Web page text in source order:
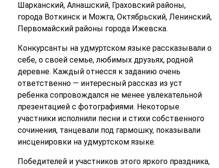
Шарканский, Алнашский, Граховский районы,
города Воткинск и Можга, Октябрьский, Ленинский,
Первомайский районы города Ижевска.
Конкурсанты на удмуртском языке рассказывали о
себе, о своей семье, любимых друзьях, родной
деревне. Каждый отнесся к заданию очень
ответственно — интересный рассказ из уст
ребенка сопровождался не менее увлекательной
презентацией с фотографиями. Некоторые
участники исполнили песни и стихи собственного
сочинения, танцевали под гармошку, показывали
инсценировки на удмуртском языке.
Победителей и участников этого яркого праздника,